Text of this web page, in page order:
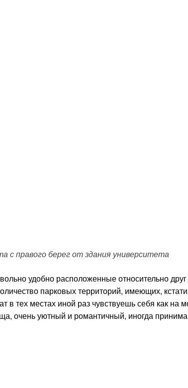
с правого берег от здания университета
удобно расположенные относительно друг
парковых территорий, имеющих,
в тех местах иной раз чувствуешь себя как на
очень уютный и романтичный, иногда